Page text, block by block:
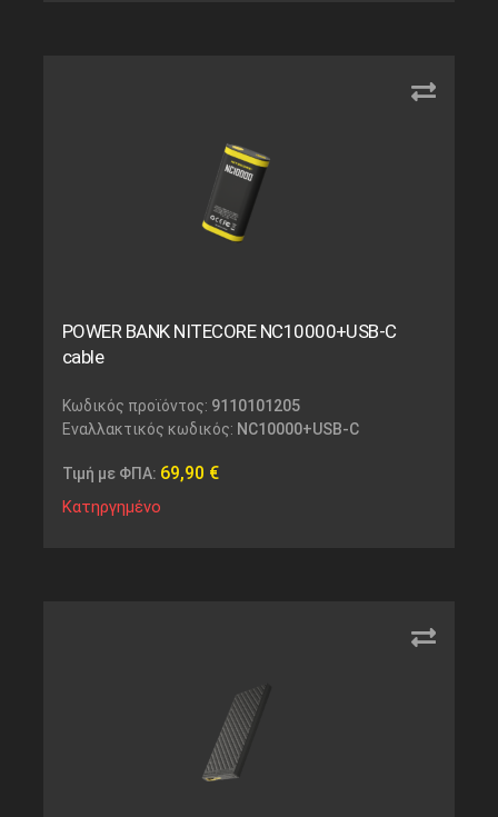
POWER BANK NITECORE NC10000+USB-C
cable
Κωδικός προϊόντος: 9110101205
Εναλλακτικός κωδικός: NC10000+USB-C
Τιμή με ΦΠΑ: 69,90 €
Κατηργημένο